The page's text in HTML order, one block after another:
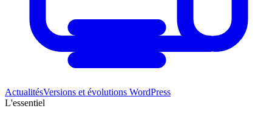
ActualitésVersions et évolutions WordPress
L'essentiel